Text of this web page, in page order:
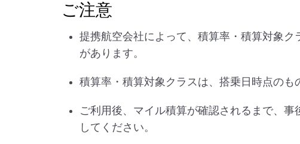
ご注意
提携航空会社によって、積算率・積算対象ク
があります。
積算率・積算対象クラスは、搭乗日時点のも
ご利用後、マイル積算が確認されるまで、
してください。